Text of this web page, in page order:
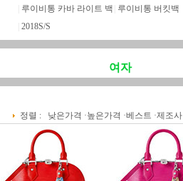
루이비통 카바 라이트 백 루이비통 버킷백
2018S/S
여자
정렬 : 낮은가격 ·높은가격 ·베스트 ·제조사